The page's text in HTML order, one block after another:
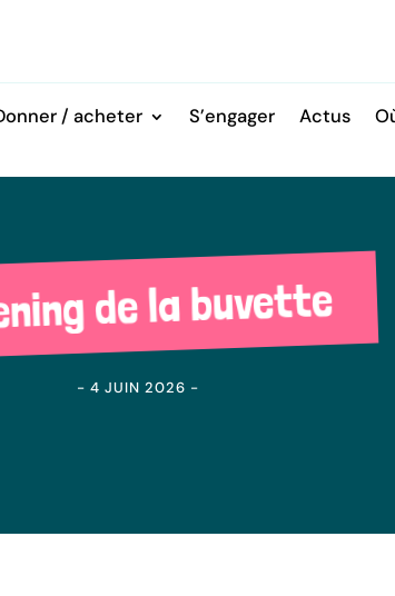
/ acheter S’engager Actus
de la buvette
- 4 JUIN 2026 -